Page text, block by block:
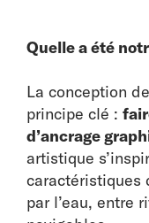
Quelle a été
La conception
principe clé :
d’ancrage
artistique
caractéristiques
par l’eau, entre